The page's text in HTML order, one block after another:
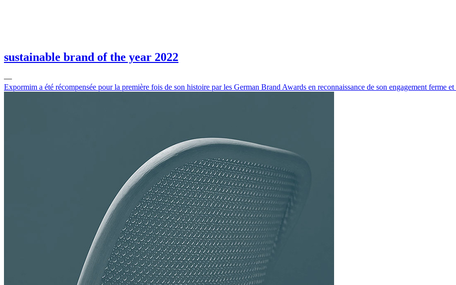
sustainable brand of the year 2022
—
Expormim a été récompensée pour la première fois de son histoire par les German Brand Awards en reconnaissance de son engagement ferme